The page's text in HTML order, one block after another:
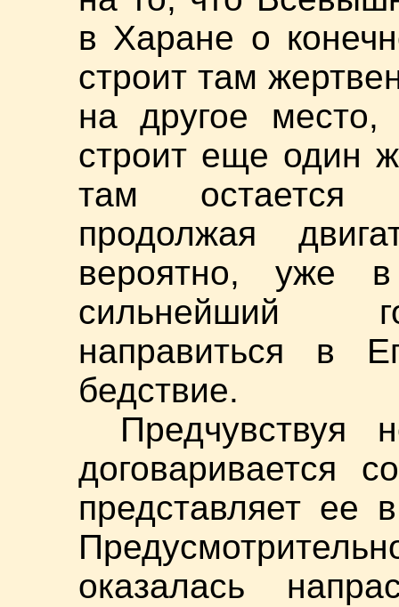
в Харане о
строит там
на другое
строит еще один
там остается
продолжая
вероятно, уже в
сильнейший
направиться в
бедствие.
Предчувствуя
договаривается
представляет ее
оказалась